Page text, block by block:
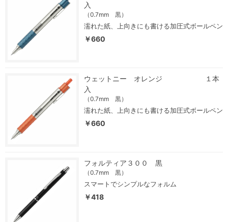
入
（0.7mm 黒）
濡れた紙、上向きにも書ける加圧式ボールペン
￥660
ウェットニー オレンジ １本
入
（0.7mm 黒）
濡れた紙、上向きにも書ける加圧式ボールペン
￥660
フォルティア３００ 黒
（0.7mm 黒）
スマートでシンプルなフォルム
￥418